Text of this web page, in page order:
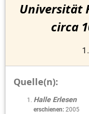
Universität
circa
Quelle(n):
Halle Erlesen
erschienen: 2005